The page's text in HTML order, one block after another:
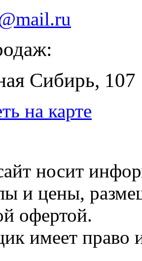
Сибирь, 107
на карте
носит
и цены,
офертой.
имеет право